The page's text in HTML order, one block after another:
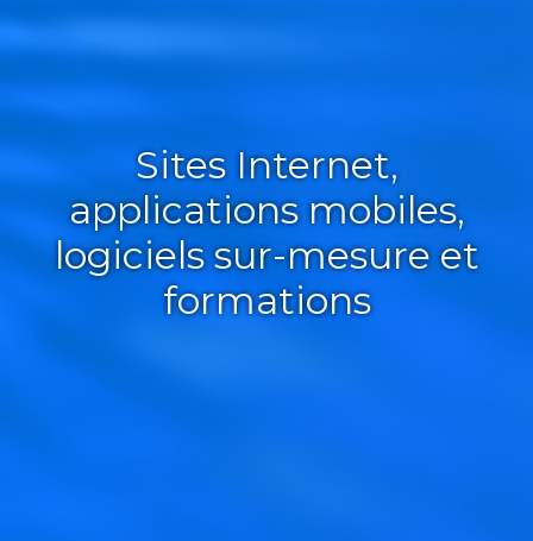
Sites Internet,
applications mobiles,
logiciels sur-mesure et
formations